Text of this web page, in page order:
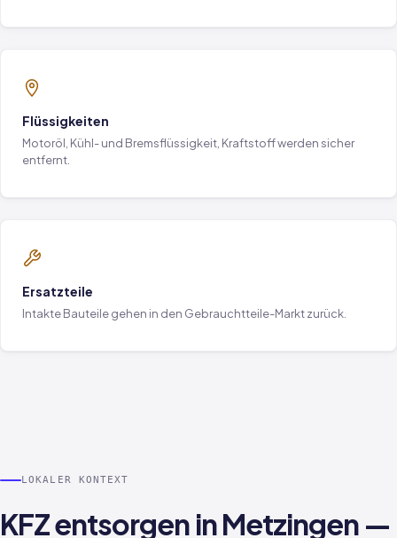
Flüssigkeiten
Motoröl, Kühl- und Bremsflüssigkeit, Kraftstoff werden sicher
entfernt.
Ersatzteile
Intakte Bauteile gehen in den Gebrauchtteile-Markt zurück.
LOKALER KONTEXT
KFZ entsorgen in Metzingen —